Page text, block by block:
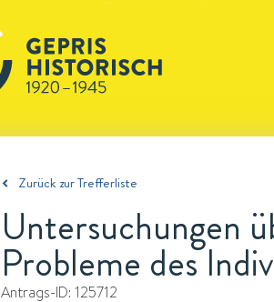
Zurück zur Trefferliste
Untersuchungen
Probleme des
Antrags-ID: 125712